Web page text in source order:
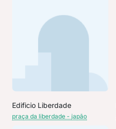
Edificio Liberdade
praça da liberdade - japão